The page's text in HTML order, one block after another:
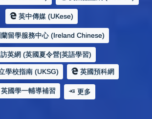
英中傳媒 (UKese)
留學服務中心 (Ireland Chinese)
訪英網 (英國夏令營|英語學習)
學校指南 (UKSG) 英國預科網
英國學一輔導補習 更多